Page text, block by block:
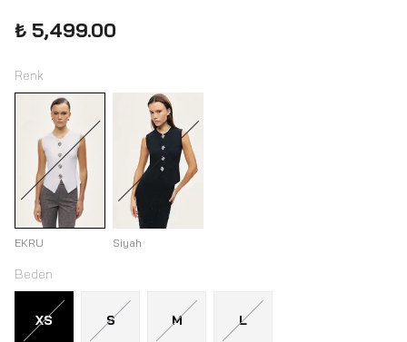
₺ 5,499.00
Renk
EKRU Siyah
Beden
XS S M L